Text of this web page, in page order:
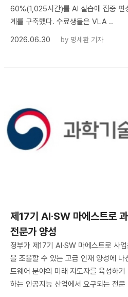
60%(1,025시간)를 AI 실습에 집중 편
계를 구축했다. 수료생들은 VLA ..
2026.06.30
by 명세환 기자
제17기 AI·SW 마에스트로
전문가 양성
정부가 제17기 AI·SW 마에스트로 사
을 조율할 수 있는 고급 인재 양성에
트웨어 분야의 미래 지도자를 육성하
하는 인공지능 산업에서 요구되는 전